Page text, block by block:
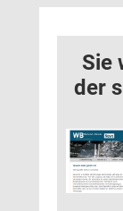
Sie
der